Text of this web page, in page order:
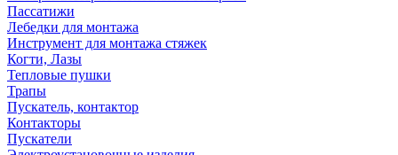
Пассатижи
Лебедки для монтажа
Инструмент для монтажа стяжек
Когти, Лазы
Тепловые пушки
Трапы
Пускатель, контактор
Контакторы
Пускатели